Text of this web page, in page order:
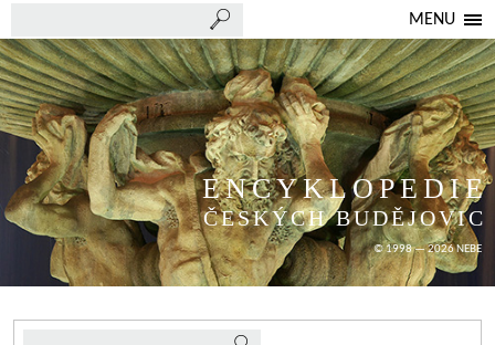
MENU
ENCYKLOPEDIE
ČESKÝCH BUDĚJOVIC
© 1998 — 2026 NEBE